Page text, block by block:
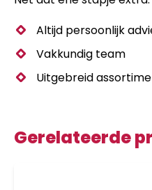
Altijd persoonlijk
Vakkundig team
Uitgebreid
Gerelateerde